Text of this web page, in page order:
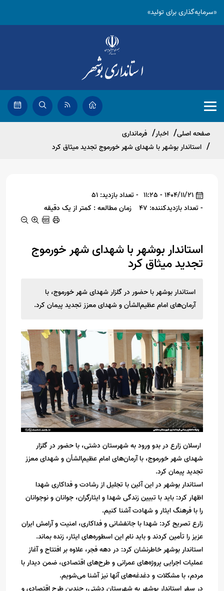
«سرمایه‌گذاری برای تولید»
صفحه اصلی اخبار
فرمانداری
استاندار بوشهر با شهدای شهر خورموج تجدید میثاق کرد
1404/11/21 - 11:25
- تعداد بازدید: 51
- تعداد بازدیدکننده: 47
زمان مطالعه : کمتر از یک دقیقه
استاندار بوشهر با شهدای شهر خورموج
تجدید میثاق کرد
استاندار بوشهر با حضور در گلزار شهدای شهر خورموج، با
آرمان‌های امام عظیم‌الشأن و شهدای معزز تجدید پیمان کرد.
ارسلان زارع در بدو ورود به شهرستان دشتی، با حضور در گلزار
شهدای شهر خورموج، با آرمان‌های امام عظیم‌الشأن و شهدای معزز
تجدید پیمان کرد.
استاندار بوشهر در این آئین با تجلیل از رشادت و فداکاری شهدا
اظهار کرد: باید با تبیین زندگی شهدا و ایثارگران، جوانان و نوجوانان
را با فرهنگ ایثار و شهادت آشنا کنیم.
زارع تصریح کرد: شهدا با جانفشانی و فداکاری، امنیت و آرامش ایران
عزیز را تأمین کردند و باید نام این اسطوره‌های ایثار، زنده بماند.
استاندار بوشهر خاطرنشان کرد: در دهه فجر، علاوه بر افتتاح و آغاز
عملیات اجرایی پروژه‌های عمرانی و طرح‌های اقتصادی، ضمن دیدار با
مردم، با مشکلات و دغدغه‌های آنها نیز آشنا می‌شویم.
در سفر استاندار بوشهر به شهرستان دشتی، چندین طرح اقتصادی و